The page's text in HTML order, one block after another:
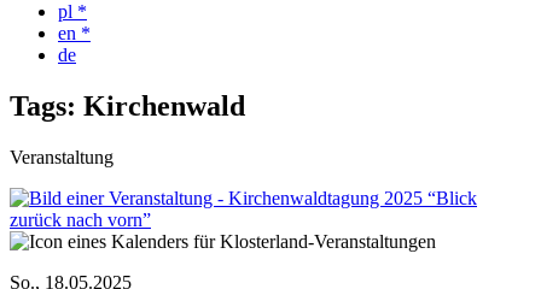
pl *
en *
de
Tags: Kirchenwald
Veranstaltung
So., 18.05.2025